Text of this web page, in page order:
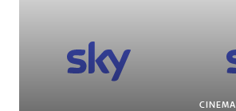
CINEMA